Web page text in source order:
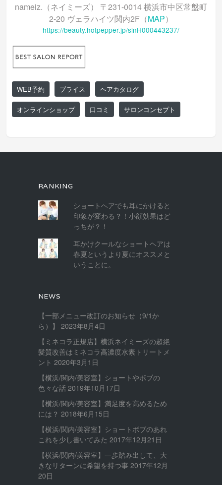
nameiz.（ネイミーズ） 〒231-0014 横浜市中区常盤町
2-20 ヴェラハイツ関内2F（MAP）
https://beauty.hotpepper.jp/slnH000443237/
WEB予約 プライス ヘアカタログ
オンラインショップ 口コミ サロンコンセプト
RANKING
ショートヘアでも耳にかけると
印象が変わる？！小顔効果はど
っちが？！
耳かけクールなショートヘアは
春夏というより夏にオススメと
いうことに。
NEWS
【一部メニュー改訂のお知らせ（9/1か
ら）】
2023年8月4日
【ミネコラ正規店】横浜ネイミーズの超絶
髪質改善はミネコラ高濃度水素トリートメ
ント 2020年3月1日
【横浜/関内/美容室】ショートやボブの
色々な話 2019年10月17日
【横浜/関内/美容室】満足度を高めるため
には？ 2018年6月15日
【横浜/関内/美容室】ショートボブのあれ
これを少し書いてみた 2017年12月21日
【横浜/関内/美容室】一歩踏み出して、大
きなリターンに希望を持つ事 2017年12月
20日